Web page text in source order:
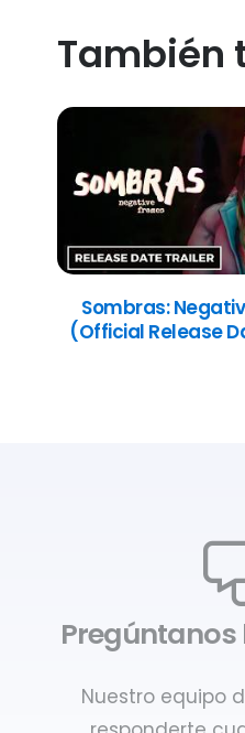
También
Sombras:
(Official Release
Pregúntanos
Nuestro equipo